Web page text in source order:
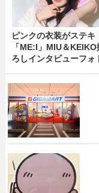
ピンクの衣装がステキ
「ME:I」MIU＆
ろしインタビューフォ